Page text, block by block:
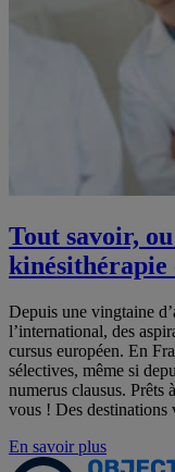
Tout savoir,
kinésithérapie
Depuis une vingtaine
l’international, des
cursus européen. En
sélectives, même si
numerus clausus. Prêts
vous ! Des
En savoir plus